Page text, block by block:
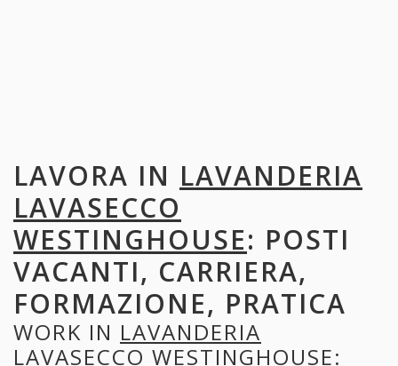
LAVORA IN LAVANDERIA
LAVASECCO
WESTINGHOUSE: POSTI
VACANTI, CARRIERA,
FORMAZIONE, PRATICA
WORK IN LAVANDERIA
LAVASECCO WESTINGHOUSE: